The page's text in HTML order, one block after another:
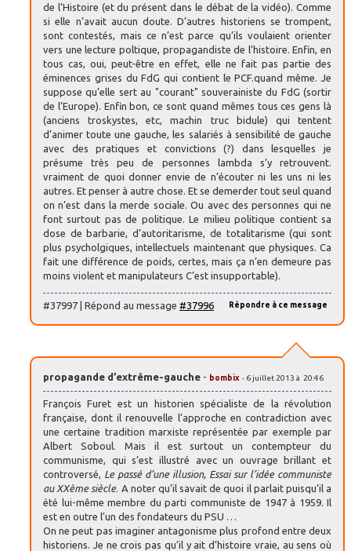
de l’Histoire (et du présent dans le débat de la vidéo). Comme
si elle n’avait aucun doute. D’autres historiens se trompent,
sont contestés, mais ce n’est parce qu’ils voulaient orienter
vers une lecture poltique, propagandiste de l’histoire. Enfin, en
tous cas, oui, peut-être en effet, elle ne fait pas partie des
éminences grises du FdG qui contient le PCF.quand même. Je
suppose qu’elle sert au "courant" souverainiste du FdG (sortir
de l’Europe). Enfin bon, ce sont quand mêmes tous ces gens là
(anciens troskystes, etc, machin truc bidule) qui tentent
d’animer toute une gauche, les salariés à sensibilité de gauche
avec des pratiques et convictions (?) dans lesquelles je
présume très peu de personnes lambda s’y retrouvent.
vraiment de quoi donner envie de n’écouter ni les uns ni les
autres. Et penser à autre chose. Et se demerder tout seul quand
on n’est dans la merde sociale. Ou avec des personnes qui ne
font surtout pas de politique. Le milieu politique contient sa
dose de barbarie, d’autoritarisme, de totalitarisme (qui sont
plus psycholgiques, intellectuels maintenant que physiques. Ca
fait une différence de poids, certes, mais ça n’en demeure pas
moins violent et manipulateurs C’est insupportable).
Répondre à ce message
#37997 | Répond au message #37996
propagande d’extrême-gauche - bombix - 6 juillet 2013 à 20:46
François Furet est un historien spécialiste de la révolution
française, dont il renouvelle l’approche en contradiction avec
une certaine tradition marxiste représentée par exemple par
Albert Soboul. Mais il est surtout un contempteur du
communisme, qui s’est illustré avec un ouvrage brillant et
controversé, Le passé d’une illusion, Essai sur l’idée communiste
au XXème siècle. A noter qu’il savait de quoi il parlait puisqu’il a
été lui-même membre du parti communiste de 1947 à 1959. Il
est en outre l’un des fondateurs du PSU …
On ne peut pas imaginer antagonisme plus profond entre deux
historiens. Je ne crois pas qu’il y ait d’histoire vraie, au sens où